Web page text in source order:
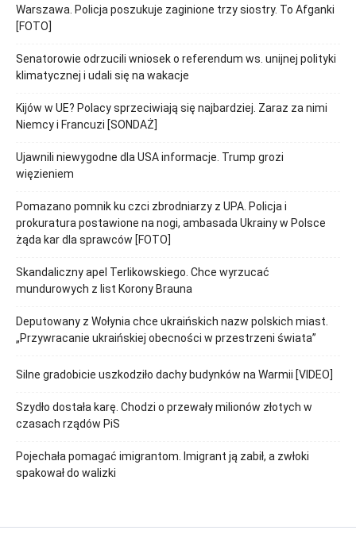
Warszawa. Policja poszukuje zaginione trzy siostry. To Afganki
[FOTO]
Senatorowie odrzucili wniosek o referendum ws. unijnej polityki
klimatycznej i udali się na wakacje
Kijów w UE? Polacy sprzeciwiają się najbardziej. Zaraz za nimi
Niemcy i Francuzi [SONDAŻ]
Ujawnili niewygodne dla USA informacje. Trump grozi
więzieniem
Pomazano pomnik ku czci zbrodniarzy z UPA. Policja i
prokuratura postawione na nogi, ambasada Ukrainy w Polsce
żąda kar dla sprawców [FOTO]
Skandaliczny apel Terlikowskiego. Chce wyrzucać
mundurowych z list Korony Brauna
Deputowany z Wołynia chce ukraińskich nazw polskich miast.
„Przywracanie ukraińskiej obecności w przestrzeni świata”
Silne gradobicie uszkodziło dachy budynków na Warmii [VIDEO]
Szydło dostała karę. Chodzi o przewały milionów złotych w
czasach rządów PiS
Pojechała pomagać imigrantom. Imigrant ją zabił, a zwłoki
spakował do walizki